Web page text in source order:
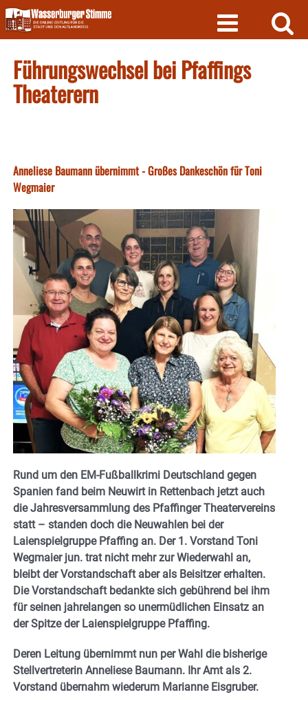
Skip
to
content
Führungswechsel bei Pfaffings
Theaterern
Anneliese Baumann übernimmt - Großes Dankeschön für Toni
Wegmaier
Rund um den EM-Fußballkrimi Deutschland gegen
Spanien fand beim Neuwirt in Rettenbach jetzt auch
die Jahresversammlung des Pfaffinger Theatervereins
statt – standen doch die Neuwahlen bei der
Laienspielgruppe Pfaffing an. Der 1. Vorstand Toni
Wegmaier jun. trat nicht mehr zur Wiederwahl an,
bleibt der Vorstandschaft aber als Beisitzer erhalten.
Die Vorstandschaft bedankte sich gebührend bei ihm
für seinen jahrelangen so unermüdlichen Einsatz an
der Spitze der Laienspielgruppe Pfaffing.
Deren Leitung übernimmt nun per Wahl die bisherige
Stellvertreterin Anneliese Baumann. Ihr Amt als 2.
Vorstand übernahm wiederum Marianne Eisgruber.